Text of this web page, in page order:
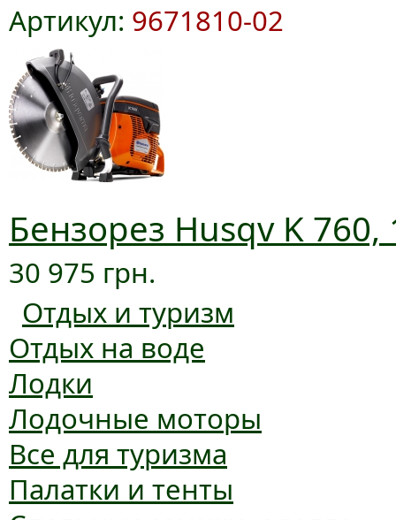
Артикул: 9671810-02
Бензорез Husqv K 760,
30 975 грн.
Отдых и туризм
Отдых на воде
Лодки
Лодочные моторы
Все для туризма
Палатки и тенты